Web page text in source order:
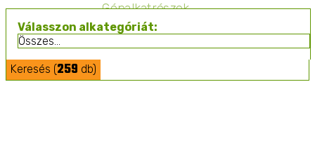
Gépalkatrészek
Mezőgazdasági Építmények
Válasszon alkategóriát:
Keresés (259 db)